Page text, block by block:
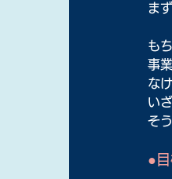
ま
も
事
な
い
そ
●